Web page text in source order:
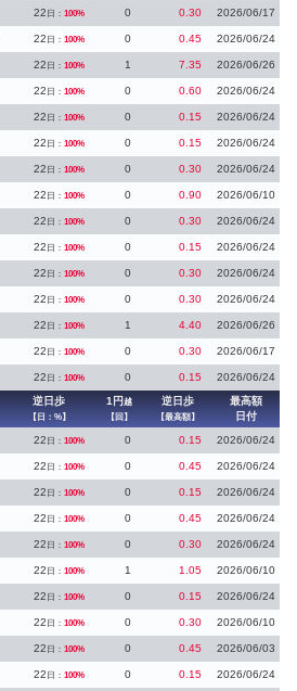
22 日： 100% 0 0.30 2026/06/17
22 日： 100% 0 0.45 2026/06/24
22 日： 100% 1 7.35 2026/06/26
22 日： 100% 0 0.60 2026/06/24
22 日： 100% 0 0.15 2026/06/24
22 日： 100% 0 0.15 2026/06/24
22 日： 100% 0 0.30 2026/06/24
22 日： 100% 0 0.90 2026/06/10
22 日： 100% 0 0.30 2026/06/24
22 日： 100% 0 0.15 2026/06/24
22 日： 100% 0 0.30 2026/06/24
22 日： 100% 0 0.30 2026/06/24
22 日： 100% 1 4.40 2026/06/26
22 日： 100% 0 0.30 2026/06/17
22 日： 100% 0 0.15 2026/06/24
逆日歩
【日：%】
1円 越
【回】
逆日歩
【最高額】
最高額
日付
22 日： 100% 0 0.15 2026/06/24
22 日： 100% 0 0.45 2026/06/24
22 日： 100% 0 0.15 2026/06/24
22 日： 100% 0 0.45 2026/06/24
22 日： 100% 0 0.30 2026/06/24
22 日： 100% 1 1.05 2026/06/10
22 日： 100% 0 0.15 2026/06/24
22 日： 100% 0 0.30 2026/06/10
22 日： 100% 0 0.45 2026/06/03
22 日： 100% 0 0.15 2026/06/24